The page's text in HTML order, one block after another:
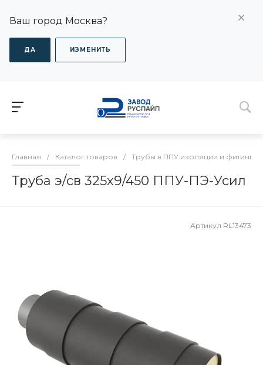
Ваш город Москва?
ДА ИЗМЕНИТЬ
Главная / Каталог товаров / Трубы в ППУ изоляции и фитинги
Труба э/св 325х9/450 ППУ-ПЭ-Усил
Артикул RL13473